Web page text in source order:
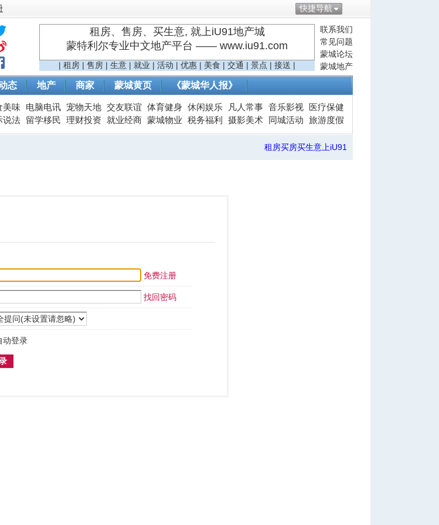
快捷导航
联系我们
常见问题
蒙城论坛
蒙城地产
租房、售房、买生意, 就上iU91地产城
蒙特利尔专业中文地产平台 —— www.iu91.com
| 租房 | 售房 | 生意 | 就业 | 活动 | 优惠 | 美食 | 交通 | 景点 | 接送 |
态 地产 商家 蒙城黄页 《蒙城华人报》
美味 电脑电讯 宠物天地 交友联谊 体育健身 休闲娱乐 凡人常事 音乐影视
医疗保健
说法 留学移民 理财投资 就业经商 蒙城物业 税务福利 摄影美术 同城活动 旅游度假
租房买房买生意上iU91
免费注册
找回密码
动登录